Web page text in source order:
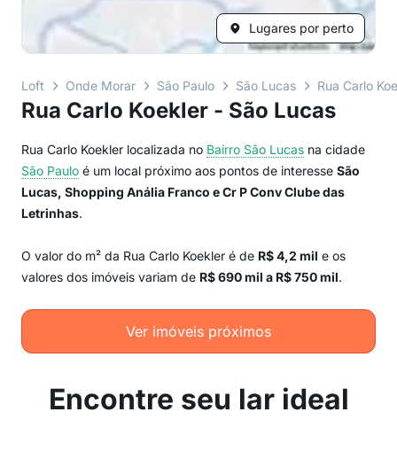
Lugares por perto
Loft Onde Morar São Paulo São Lucas Rua Carlo
Rua Carlo Koekler - São Lucas
Rua Carlo Koekler localizada no Bairro São Lucas na cidade
São Paulo é um local próximo aos pontos de interesse São
Lucas, Shopping Anália Franco e Cr P Conv Clube das
Letrinhas.
O valor do m² da Rua Carlo Koekler é de R$ 4,2 mil e os
valores dos imóveis variam de R$ 690 mil a R$ 750 mil.
Ver imóveis próximos
Encontre seu lar ideal